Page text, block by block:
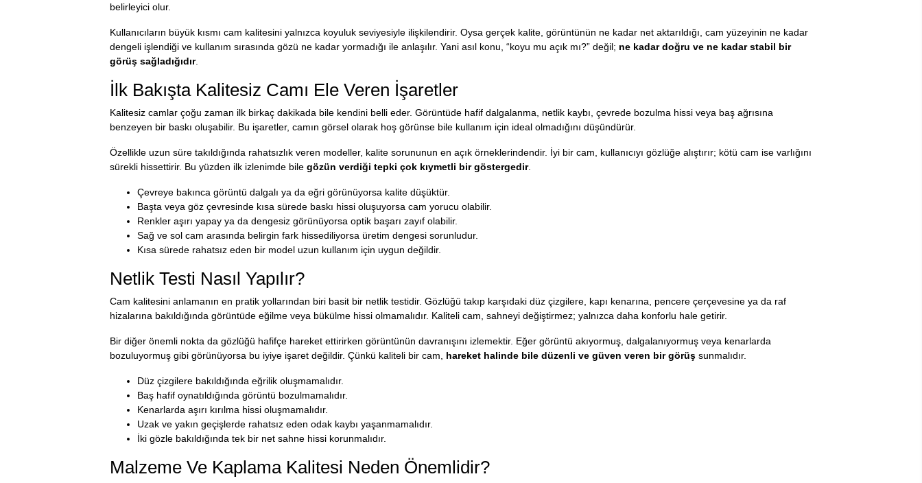
belirleyici olur.
Kullanıcıların büyük kısmı cam kalitesini yalnızca koyuluk seviyesiyle ilişkilendirir. Oysa gerçek kalite, görüntünün ne kadar net aktarıldığı, cam yüzeyinin ne kadar
dengeli işlendiği ve kullanım sırasında gözü ne kadar yormadığı ile anlaşılır. Yani asıl konu, “koyu mu açık mı?” değil; ne kadar doğru ve ne kadar stabil bir
görüş sağladığıdır.
İlk Bakışta Kalitesiz Camı Ele Veren İşaretler
Kalitesiz camlar çoğu zaman ilk birkaç dakikada bile kendini belli eder. Görüntüde hafif dalgalanma, netlik kaybı, çevrede bozulma hissi veya baş ağrısına
benzeyen bir baskı oluşabilir. Bu işaretler, camın görsel olarak hoş görünse bile kullanım için ideal olmadığını düşündürür.
Özellikle uzun süre takıldığında rahatsızlık veren modeller, kalite sorununun en açık örneklerindendir. İyi bir cam, kullanıcıyı gözlüğe alıştırır; kötü cam ise varlığını
sürekli hissettirir. Bu yüzden ilk izlenimde bile gözün verdiği tepki çok kıymetli bir göstergedir.
Çevreye bakınca görüntü dalgalı ya da eğri görünüyorsa kalite düşüktür.
Başta veya göz çevresinde kısa sürede baskı hissi oluşuyorsa cam yorucu olabilir.
Renkler aşırı yapay ya da dengesiz görünüyorsa optik başarı zayıf olabilir.
Sağ ve sol cam arasında belirgin fark hissediliyorsa üretim dengesi sorunludur.
Kısa sürede rahatsız eden bir model uzun kullanım için uygun değildir.
Netlik Testi Nasıl Yapılır?
Cam kalitesini anlamanın en pratik yollarından biri basit bir netlik testidir. Gözlüğü takıp karşıdaki düz çizgilere, kapı kenarına, pencere çerçevesine ya da raf
hizalarına bakıldığında görüntüde eğilme veya bükülme hissi olmamalıdır. Kaliteli cam, sahneyi değiştirmez; yalnızca daha konforlu hale getirir.
Bir diğer önemli nokta da gözlüğü hafifçe hareket ettirirken görüntünün davranışını izlemektir. Eğer görüntü akıyormuş, dalgalanıyormuş veya kenarlarda
bozuluyormuş gibi görünüyorsa bu iyiye işaret değildir. Çünkü kaliteli bir cam, hareket halinde bile düzenli ve güven veren bir görüş sunmalıdır.
Düz çizgilere bakıldığında eğrilik oluşmamalıdır.
Baş hafif oynatıldığında görüntü bozulmamalıdır.
Kenarlarda aşırı kırılma hissi oluşmamalıdır.
Uzak ve yakın geçişlerde rahatsız eden odak kaybı yaşanmamalıdır.
İki gözle bakıldığında tek bir net sahne hissi korunmalıdır.
Malzeme Ve Kaplama Kalitesi Neden Önemlidir?